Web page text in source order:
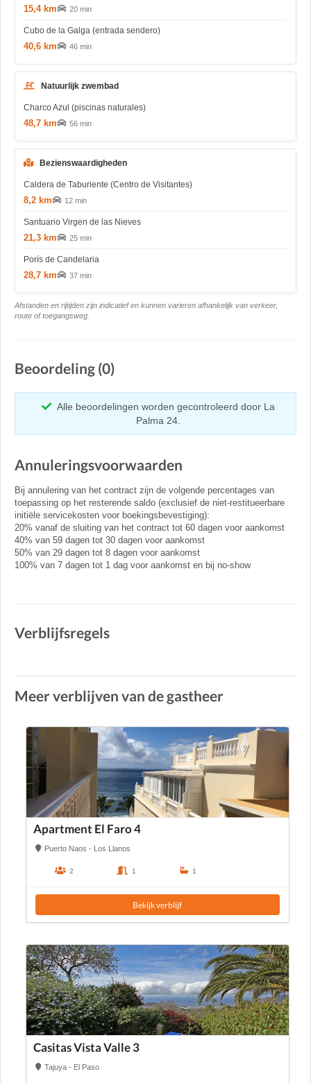
15,4 km 20 min
Cubo de la Galga (entrada sendero)
40,6 km 46 min
Natuurlijk zwembad
Charco Azul (piscinas naturales)
48,7 km 56 min
Bezienswaardigheden
Caldera de Taburiente (Centro de Visitantes)
8,2 km 12 min
Santuario Virgen de las Nieves
21,3 km 25 min
Porís de Candelaria
28,7 km 37 min
Afstanden en rijtijden zijn indicatief en kunnen varieren afhankelijk van verkeer,
route of toegangsweg.
Beoordeling (0)
Alle beoordelingen worden gecontroleerd door La
Palma 24.
Annuleringsvoorwaarden
Bij annulering van het contract zijn de volgende percentages van
toepassing op het resterende saldo (exclusief de niet-restitueerbare
initiële servicekosten voor boekingsbevestiging):
20% vanaf de sluiting van het contract tot 60 dagen voor aankomst
40% van 59 dagen tot 30 dagen voor aankomst
50% van 29 dagen tot 8 dagen voor aankomst
100% van 7 dagen tot 1 dag voor aankomst en bij no-show
Verblijfsregels
Meer verblijven van de gastheer
Apartment El Faro 4
Puerto Naos - Los Llanos
2 1 1
Bekijk verblijf
Casitas Vista Valle 3
Tajuya - El Paso